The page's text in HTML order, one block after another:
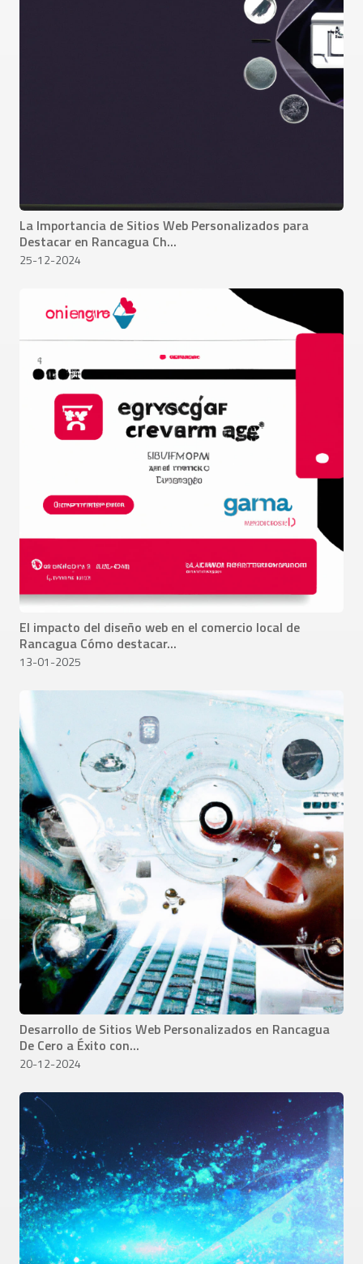
La Importancia de Sitios Web Personalizados para
Destacar en Rancagua Ch...
25-12-2024
El impacto del diseño web en el comercio local de
Rancagua Cómo destacar...
13-01-2025
Desarrollo de Sitios Web Personalizados en Rancagua
De Cero a Éxito con...
20-12-2024